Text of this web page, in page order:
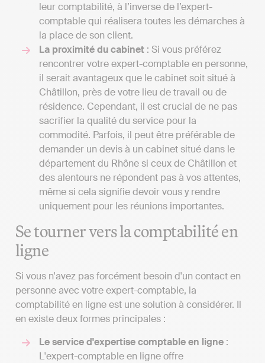
leur comptabilité, à l’inverse de l’expert-
comptable qui réalisera toutes les démarches à
la place de son client.
La proximité du cabinet : Si vous préférez
rencontrer votre expert-comptable en personne,
il serait avantageux que le cabinet soit situé à
Châtillon, près de votre lieu de travail ou de
résidence. Cependant, il est crucial de ne pas
sacrifier la qualité du service pour la
commodité. Parfois, il peut être préférable de
demander un devis à un cabinet situé dans le
département du Rhône si ceux de Châtillon et
des alentours ne répondent pas à vos attentes,
même si cela signifie devoir vous y rendre
uniquement pour les réunions importantes.
Se tourner vers la comptabilité en
ligne
Si vous n'avez pas forcément besoin d'un contact en
personne avec votre expert-comptable, la
comptabilité en ligne est une solution à considérer. Il
en existe deux formes principales :
Le service d'expertise comptable en ligne :
L'expert-comptable en ligne offre